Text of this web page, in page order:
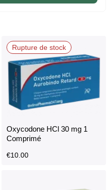
Rupture de stock
Oxycodone HCl 30 mg 1
Comprimé
€10.00